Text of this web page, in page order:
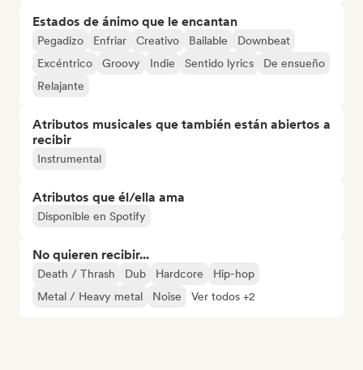
Estados de ánimo que le encantan
Pegadizo Enfriar Creativo Bailable
Downbeat
Excéntrico
Groovy Indie Sentido lyrics
De ensueño
Relajante
Atributos musicales que también están abiertos a
recibir
Instrumental
Atributos que él/ella ama
Disponible en Spotify
No quieren recibir...
Death / Thrash Dub Hardcore
Hip-hop
Metal / Heavy metal
Noise Ver todos +2